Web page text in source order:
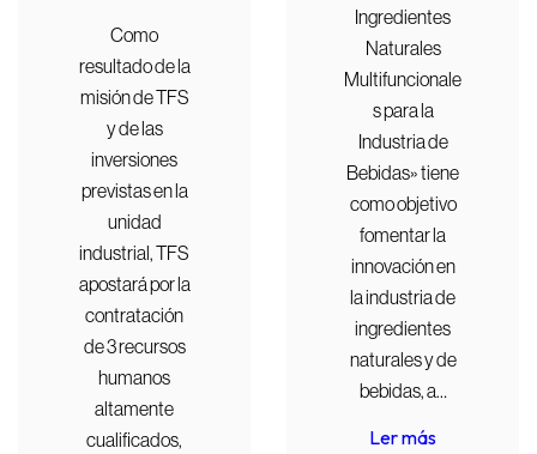
Como
resultado de la
misión de TFS
y de las
inversiones
previstas en la
unidad
industrial, TFS
apostará por la
contratación
de 3 recursos
humanos
altamente
cualificados,
Ingredientes
Naturales
Multifuncionale
s para la
Industria de
Bebidas» tiene
como objetivo
fomentar la
innovación en
la industria de
ingredientes
naturales y de
bebidas, a…
Ler más